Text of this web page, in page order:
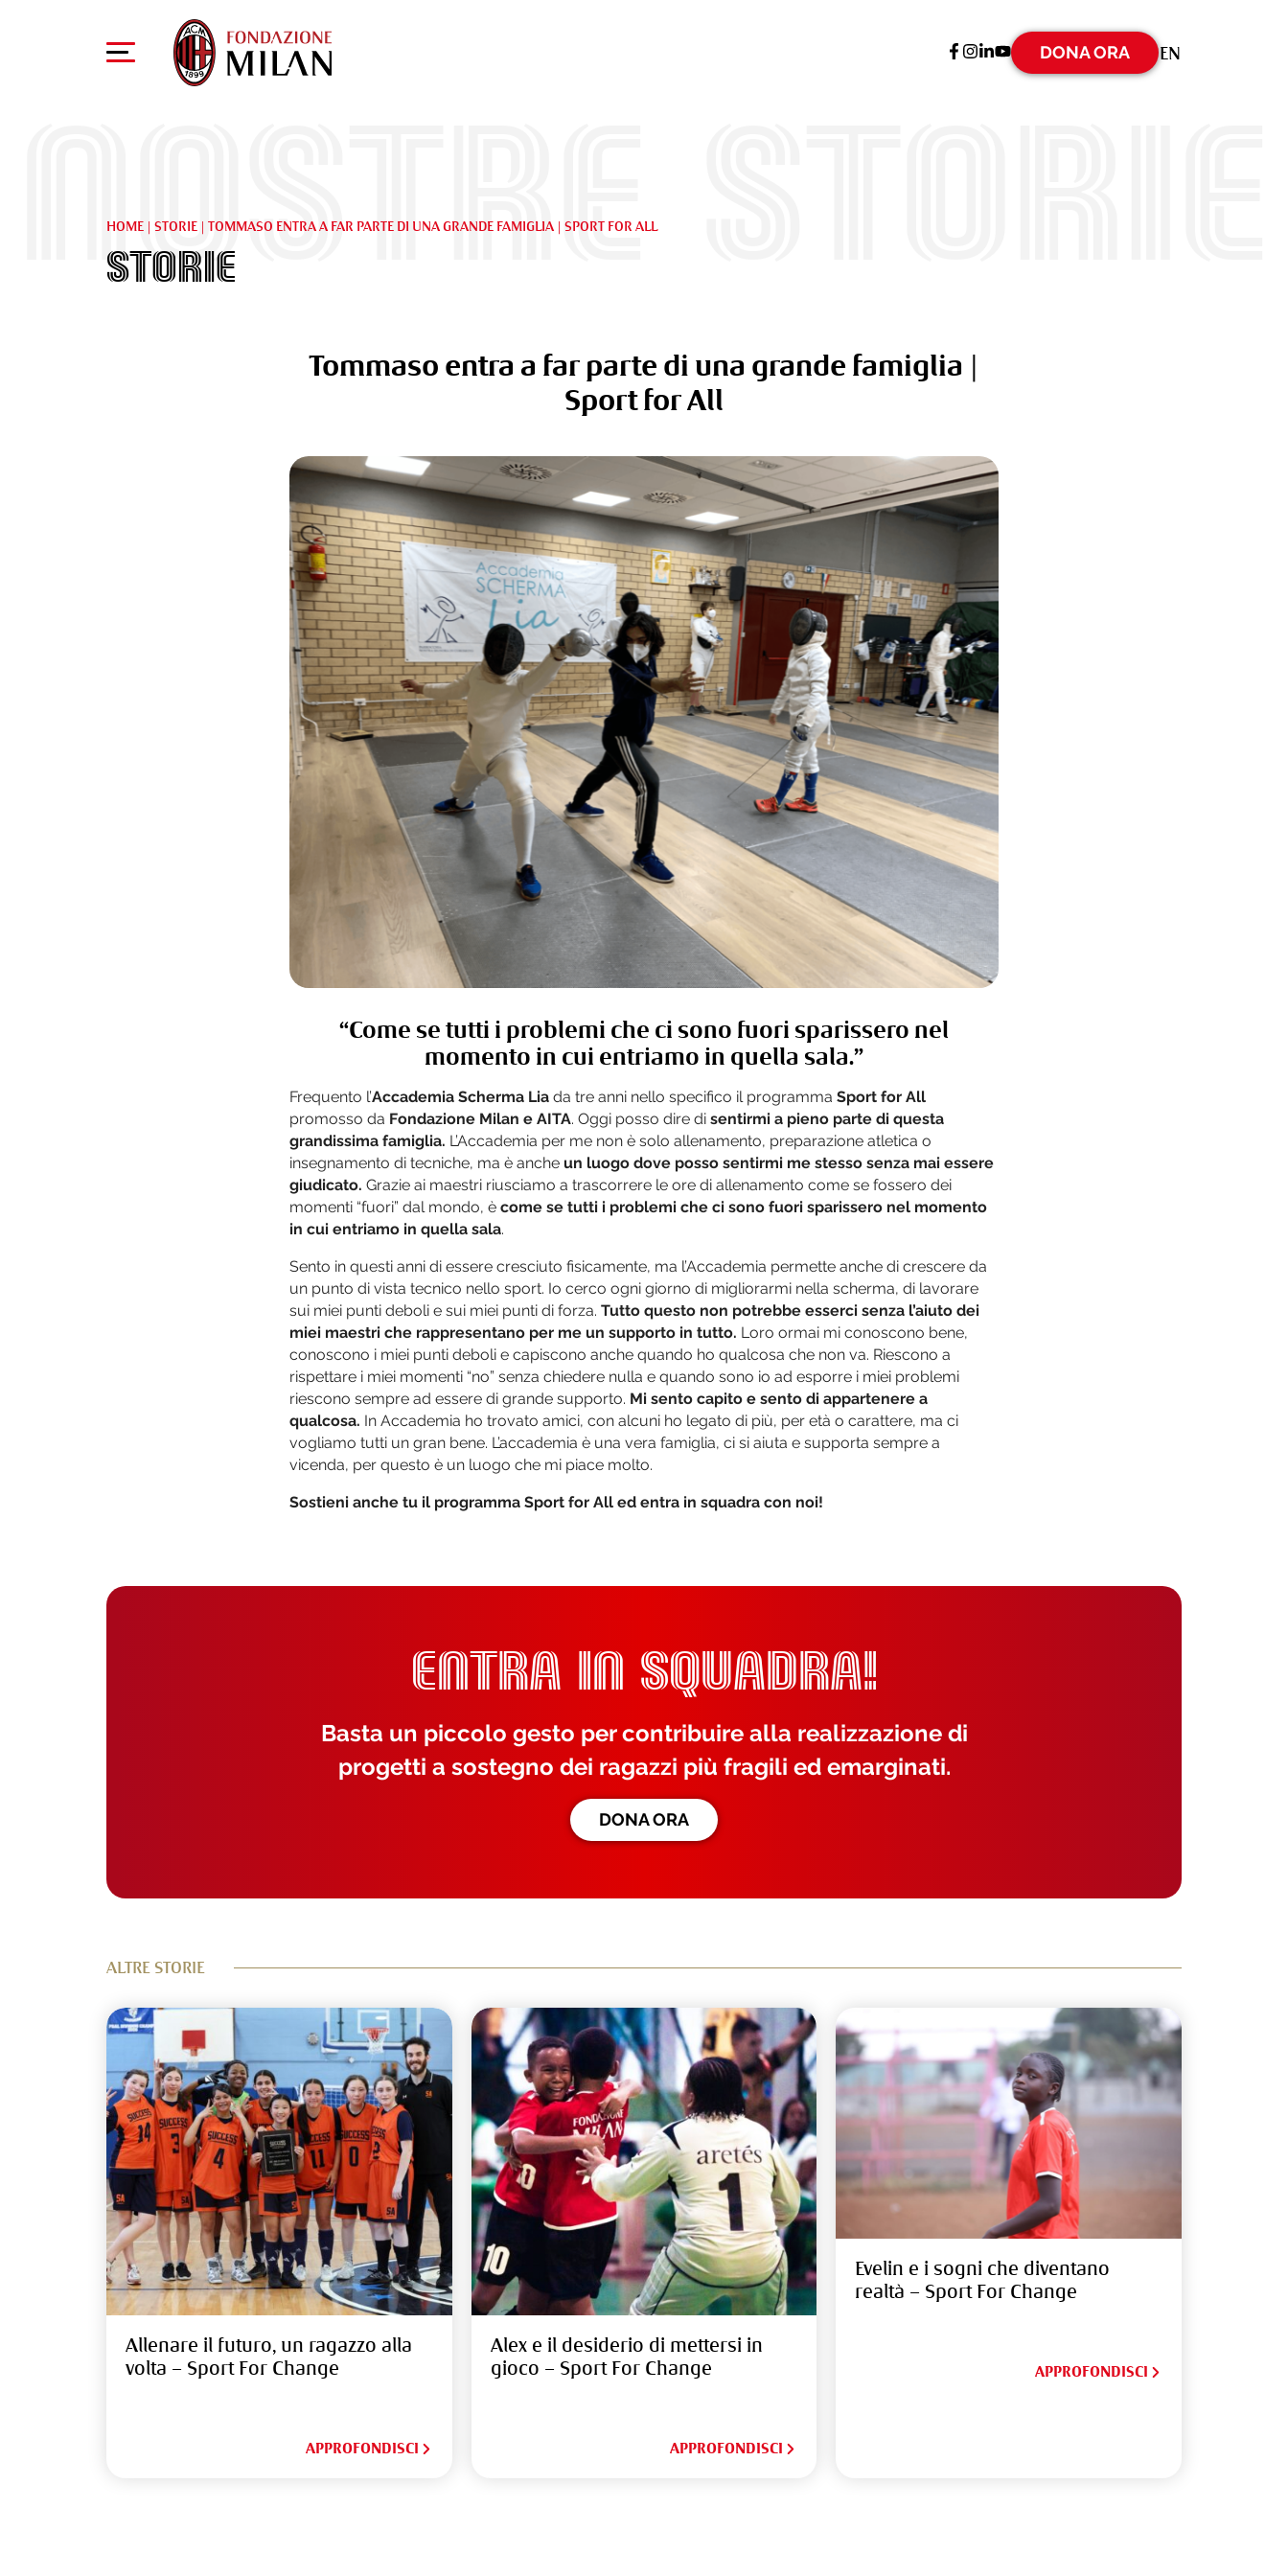
DONA ORA EN
Nostre storie
HOME | STORIE | TOMMASO ENTRA A FAR PARTE DI UNA GRANDE FAMIGLIA | SPORT FOR ALL
Storie
Tommaso entra a far parte di una grande famiglia |
Sport for All
“Come se tutti i problemi che ci sono fuori sparissero nel
momento in cui entriamo in quella sala.”
Frequento l’Accademia Scherma Lia da tre anni nello specifico il programma Sport for All
promosso da Fondazione Milan e AITA. Oggi posso dire di sentirmi a pieno parte di questa
grandissima famiglia. L’Accademia per me non è solo allenamento, preparazione atletica o
insegnamento di tecniche, ma è anche un luogo dove posso sentirmi me stesso senza mai essere
giudicato. Grazie ai maestri riusciamo a trascorrere le ore di allenamento come se fossero dei
momenti “fuori” dal mondo, è come se tutti i problemi che ci sono fuori sparissero nel momento
in cui entriamo in quella sala.
Sento in questi anni di essere cresciuto fisicamente, ma l’Accademia permette anche di crescere da
un punto di vista tecnico nello sport. Io cerco ogni giorno di migliorarmi nella scherma, di lavorare
sui miei punti deboli e sui miei punti di forza. Tutto questo non potrebbe esserci senza l’aiuto dei
miei maestri che rappresentano per me un supporto in tutto. Loro ormai mi conoscono bene,
conoscono i miei punti deboli e capiscono anche quando ho qualcosa che non va. Riescono a
rispettare i miei momenti “no” senza chiedere nulla e quando sono io ad esporre i miei problemi
riescono sempre ad essere di grande supporto. Mi sento capito e sento di appartenere a
qualcosa. In Accademia ho trovato amici, con alcuni ho legato di più, per età o carattere, ma ci
vogliamo tutti un gran bene. L’accademia è una vera famiglia, ci si aiuta e supporta sempre a
vicenda, per questo è un luogo che mi piace molto.
Sostieni anche tu il programma Sport for All ed entra in squadra con noi!
ENTRA IN SQUADRA!
Basta un piccolo gesto per contribuire alla realizzazione di
progetti a sostegno dei ragazzi più fragili ed emarginati.
DONA ORA
ALTRE STORIE
Allenare il futuro, un ragazzo alla
volta – Sport For Change
APPROFONDISCI
Alex e il desiderio di mettersi in
gioco – Sport For Change
APPROFONDISCI
Evelin e i sogni che diventano
realtà – Sport For Change
APPROFONDISCI